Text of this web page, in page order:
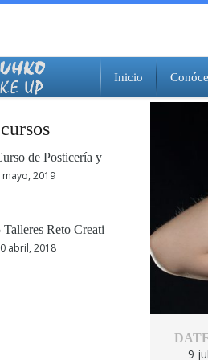
Inicio
de Posticería y
mayo, 2019
Talleres Reto Creati
abril, 2018
9